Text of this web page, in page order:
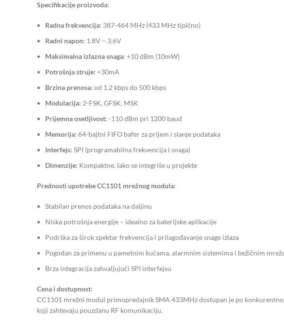
Specifikacije proizvoda:
Radna frekvencija: 387-464 MHz (433 MHz tipično)
Radni napon: 1.8V – 3.6V
Maksimalna izlazna snaga: +10 dBm (10mW)
Potrošnja struje: <30mA
Brzina prenosa: od 1.2 kbps do 500 kbps
Modulacija: 2-FSK, GFSK, MSK
Prijemna osetljivost: -110 dBm pri 1200 baud
Memorija: 64-bajtni FIFO bafer za prijem i slanje podataka
Interfejs: SPI (programabilna frekvencija i snaga)
Dimenzije: Kompaktne, lako se integriše u projekte
Prednosti upotrebe CC1101 mrežnog modula:
Stabilan prenos podataka na daljinu
Niska potrošnja energije – idealno za baterijske aplikacije
Podrška za širok spektar frekvencija i prilagođavanje snage izlaza
Pogodan za primenu u pametnim kućama, alarmnim sistemima i bežičnim
Brza integracija zahvaljujući SPI interfejsu
Cena i dostupnost:
CC1101 mrežni modul primopredajnik SMA 433MHz dostupan je po
koji zahtevaju pouzdanu RF komunikaciju.